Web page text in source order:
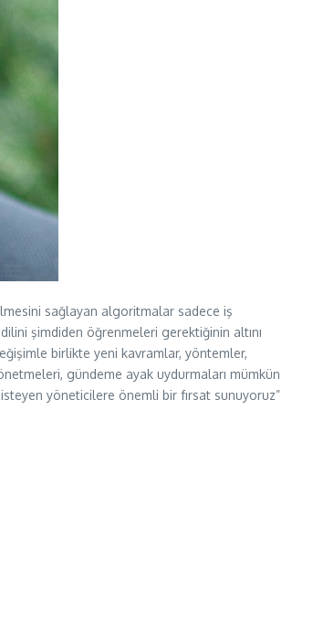
sağlayan algoritmalar sadece iş
şimdiden öğrenmeleri gerektiğinin altını
birlikte yeni kavramlar, yöntemler,
gündeme ayak uydurmaları mümkün
yöneticilere önemli bir fırsat sunuyoruz”